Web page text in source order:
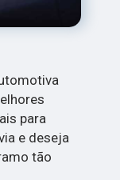
para
e deseja
tão